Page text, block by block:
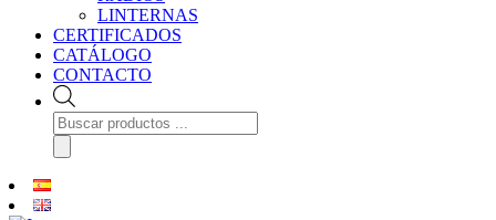
LINTERNAS
CERTIFICADOS
CATÁLOGO
CONTACTO
Búsqueda
de
productos